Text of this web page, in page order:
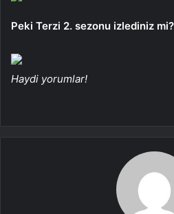
Peki Terzi 2. sezonu izlediniz
Haydi yorumlar!